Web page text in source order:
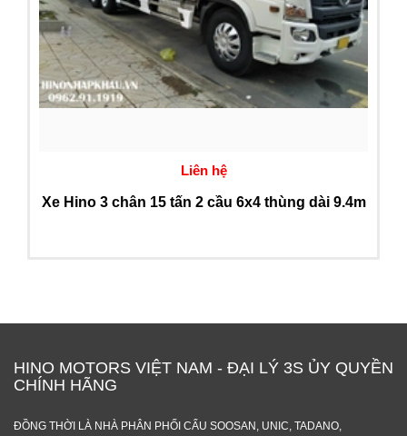
Liên hệ
Xe Hino 3 chân 15 tấn 2 cầu 6x4 thùng dài 9.4m
HINO MOTORS VIỆT NAM - ĐẠI LÝ 3S ỦY QUYỀN
CHÍNH HÃNG
ĐỒNG THỜI LÀ NHÀ PHÂN PHỐI CẨU SOOSAN, UNIC, TADANO,